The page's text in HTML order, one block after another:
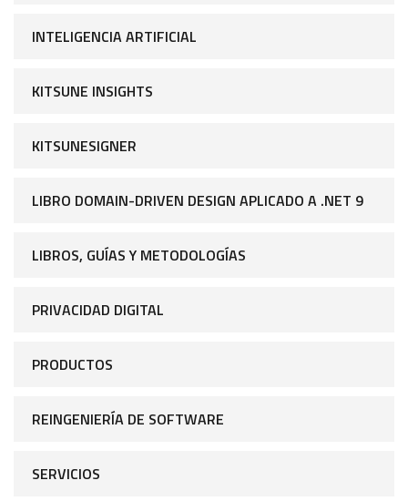
INTELIGENCIA ARTIFICIAL
KITSUNE INSIGHTS
KITSUNESIGNER
LIBRO DOMAIN-DRIVEN DESIGN APLICADO A .NET 9
LIBROS, GUÍAS Y METODOLOGÍAS
PRIVACIDAD DIGITAL
PRODUCTOS
REINGENIERÍA DE SOFTWARE
SERVICIOS